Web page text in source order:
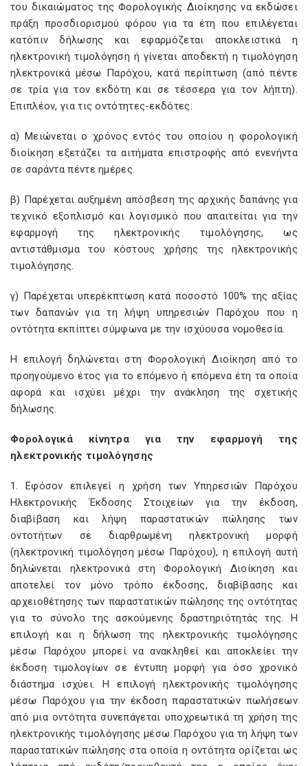
του δικαιώματος της Φορολογικής Διοίκησης να εκδώσει
πράξη προσδιορισμού φόρου για τα έτη που επιλέγεται
κατόπιν δήλωσης και εφαρμόζεται αποκλειστικά η
ηλεκτρονική τιμολόγηση ή γίνεται αποδεκτή η τιμολόγηση
ηλεκτρονικά μέσω Παρόχου, κατά περίπτωση (από πέντε
σε τρία για τον εκδότη και σε τέσσερα για τον λήπτη).
Επιπλέον, για τις οντότητες-εκδότες:
α) Μειώνεται ο χρόνος εντός του οποίου η φορολογική
διοίκηση εξετάζει τα αιτήματα επιστροφής από ενενήντα
σε σαράντα πέντε ημέρες.
β) Παρέχεται αυξημένη απόσβεση της αρχικής δαπάνης για
τεχνικό εξοπλισμό και λογισμικό που απαιτείται για την
εφαρμογή της ηλεκτρονικής τιμολόγησης, ως
αντιστάθμισμα του κόστους χρήσης της ηλεκτρονικής
τιμολόγησης.
γ) Παρέχεται υπερέκπτωση κατά ποσοστό 100% της αξίας
των δαπανών για τη λήψη υπηρεσιών Παρόχου που η
οντότητα εκπίπτει σύμφωνα με την ισχύουσα νομοθεσία.
Η επιλογή δηλώνεται στη Φορολογική Διοίκηση από το
προηγούμενο έτος για το επόμενο ή επόμενα έτη τα οποία
αφορά και ισχύει μέχρι την ανάκληση της σχετικής
δήλωσης.
Φορολογικά κίνητρα για την εφαρμογή της
ηλεκτρονικής τιμολόγησης
1. Εφόσον επιλεγεί η χρήση των Υπηρεσιών Παρόχου
Ηλεκτρονικής Έκδοσης Στοιχείων για την έκδοση,
διαβίβαση και λήψη παραστατικών πώλησης των
οντοτήτων σε διαρθρωμένη ηλεκτρονική μορφή
(ηλεκτρονική τιμολόγηση μέσω Παρόχου), η επιλογή αυτή
δηλώνεται ηλεκτρονικά στη Φορολογική Διοίκηση και
αποτελεί τον μόνο τρόπο έκδοσης, διαβίβασης και
αρχειοθέτησης των παραστατικών πώλησης της οντότητας
για το σύνολο της ασκούμενης δραστηριότητάς της. Η
επιλογή και η δήλωση της ηλεκτρονικής τιμολόγησης
μέσω Παρόχου μπορεί να ανακληθεί και αποκλείει την
έκδοση τιμολογίων σε έντυπη μορφή για όσο χρονικό
διάστημα ισχύει. Η επιλογή ηλεκτρονικής τιμολόγησης
μέσω Παρόχου για την έκδοση παραστατικών πωλήσεων
από μια οντότητα συνεπάγεται υποχρεωτικά τη χρήση της
ηλεκτρονικής τιμολόγησης μέσω Παρόχου για τη λήψη των
παραστατικών πώλησης στα οποία η οντότητα ορίζεται ως